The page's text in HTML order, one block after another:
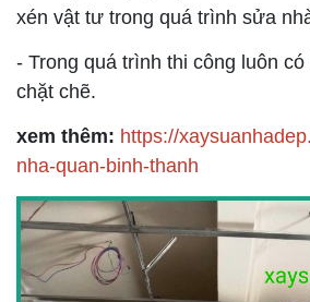
xén vật tư trong quá trình sửa
- Trong quá trình thi công luôn
chặt chẽ.
xem thêm: https://
nha-quan-binh-thanh